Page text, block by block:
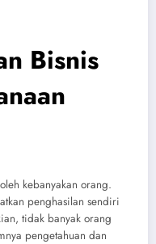
Bisnis
kebanyakan orang.
penghasilan sendiri
tidak banyak orang
pengetahuan dan